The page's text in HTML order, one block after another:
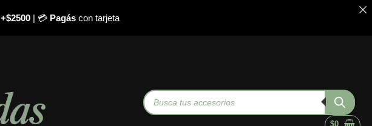
+$2500| 💳 Pagáscon tarjeta
Búsqueda
de
productos
$0